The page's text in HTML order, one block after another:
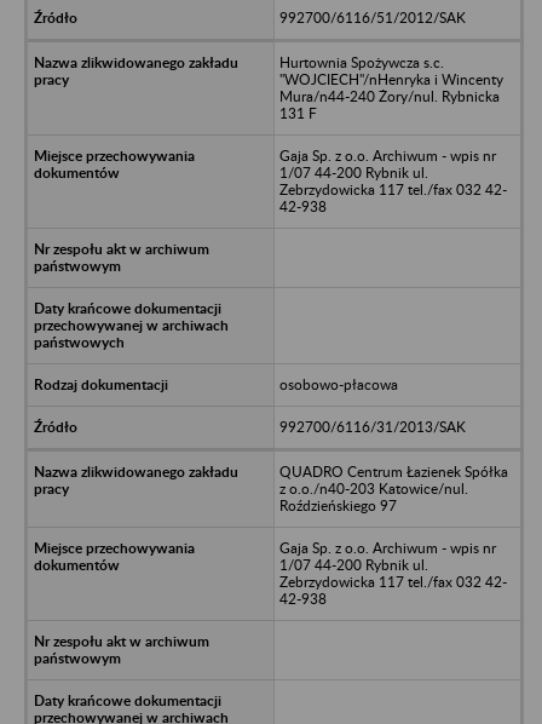
992700/6116/51/2012/SAK
Hurtownia Spożywcza s.c.
"WOJCIECH"/nHenryka i Wincenty
Mura/n44-240 Żory/nul. Rybnicka
131 F
Gaja Sp. z o.o. Archiwum - wpis nr
1/07 44-200 Rybnik ul.
Zebrzydowicka 117 tel./fax 032 42-
42-938
osobowo-płacowa
992700/6116/31/2013/SAK
QUADRO Centrum Łazienek Spółka
z o.o./n40-203 Katowice/nul.
Roździeńskiego 97
Gaja Sp. z o.o. Archiwum - wpis nr
1/07 44-200 Rybnik ul.
Zebrzydowicka 117 tel./fax 032 42-
42-938